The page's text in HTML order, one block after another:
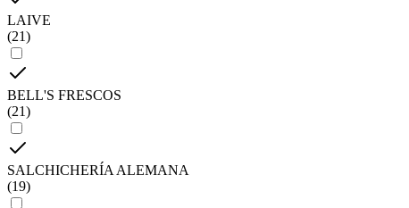
LAIVE
(21)
BELL'S FRESCOS
(21)
SALCHICHERÍA ALEMANA
(19)